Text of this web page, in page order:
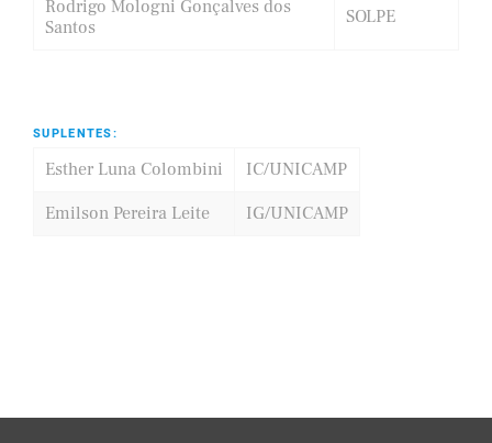
Rodrigo Mologni Gonçalves dos
Santos
SOLPE
SUPLENTES:
Esther Luna Colombini
IC/UNICAMP
Emilson Pereira Leite
IG/UNICAMP